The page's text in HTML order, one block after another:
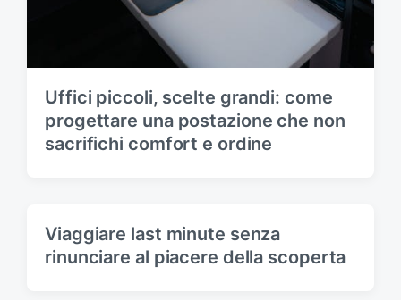
Uffici piccoli, scelte grandi: come
progettare una postazione che non
sacrifichi comfort e ordine
Viaggiare last minute senza
rinunciare al piacere della scoperta